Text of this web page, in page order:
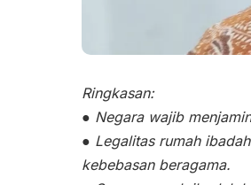
Ringkasan:
● Negara wajib
● Legalitas rumah
kebebasan beragama.